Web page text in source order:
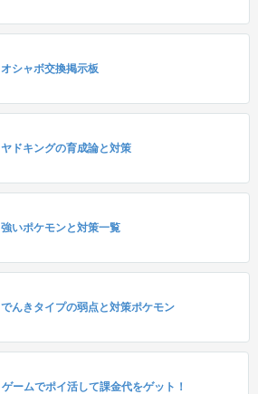
オシャボ交換掲示板
ヤドキングの育成論と対策
強いポケモンと対策一覧
でんきタイプの弱点と対策ポケモン
ゲームでポイ活して課金代をゲット！